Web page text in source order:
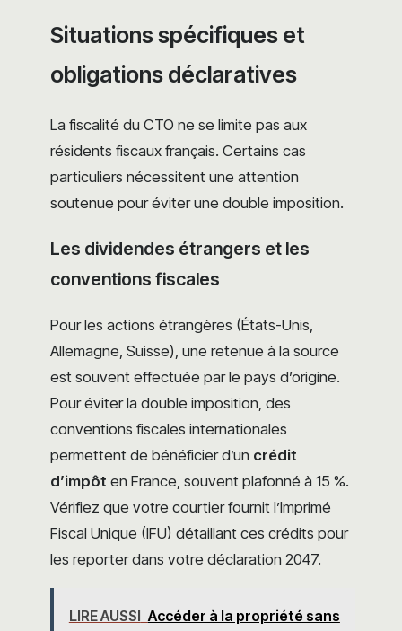
Situations spécifiques et
obligations déclaratives
La fiscalité du CTO ne se limite pas aux
résidents fiscaux français. Certains cas
particuliers nécessitent une attention
soutenue pour éviter une double imposition.
Les dividendes étrangers et les
conventions fiscales
Pour les actions étrangères (États-Unis,
Allemagne, Suisse), une retenue à la source
est souvent effectuée par le pays d’origine.
Pour éviter la double imposition, des
conventions fiscales internationales
permettent de bénéficier d’un crédit
d’impôt en France, souvent plafonné à 15 %.
Vérifiez que votre courtier fournit l’Imprimé
Fiscal Unique (IFU) détaillant ces crédits pour
les reporter dans votre déclaration 2047.
LIRE AUSSI Accéder à la propriété sans